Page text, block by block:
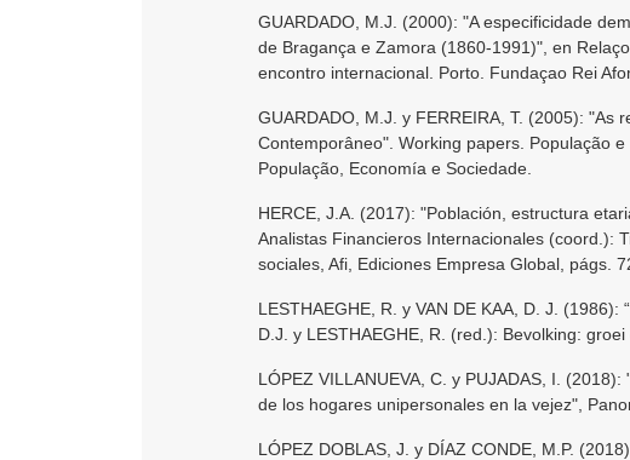
GUARDADO, M.J. (2000): "A especificidade
de Bragança e Zamora (1860-1991)", en
encontro internacional. Porto. Fundaçao Rei
GUARDADO, M.J. y FERREIRA, T. (2005): "As
Contemporâneo". Working papers. População
População, Economía e Sociedade.
HERCE, J.A. (2017): "Población, estructura
Analistas Financieros Internacionales (coord.):
sociales, Afi, Ediciones Empresa Global, págs.
LESTHAEGHE, R. y VAN DE KAA, D. J. (1986):
D.J. y LESTHAEGHE, R. (red.): Bevolking:
LÓPEZ VILLANUEVA, C. y PUJADAS, I.
de los hogares unipersonales en la vejez",
LÓPEZ DOBLAS, J. y DÍAZ CONDE, M.P.